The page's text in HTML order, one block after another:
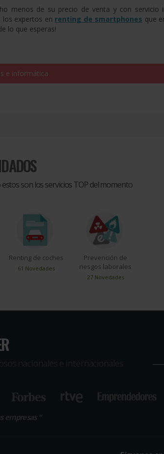
menos de su precio de venta y con servicio
los expertos en renting de smartphones que
lo que esperas!
e informática
son los servicios TOP del momento
Renting de coches
61 Novedades
Prevención de
riesgos laborales
27 Novedades
empresas “